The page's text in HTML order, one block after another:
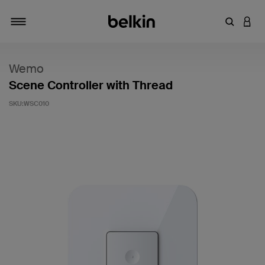
輸入關鍵
登入
Wemo
Scene Controller with Thread
SKU:WSC010